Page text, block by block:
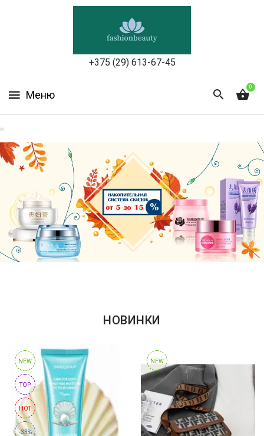
+375 (29) 613-67-45
0
УХОД
ТЕЛОМ
ДЛЯ
БЬЮТИ-
БОКСЫ
АКСЕССУАРЫ
ДЛЯ
ДОМА
АКЦИИ
И
СКИДКИ
НОВИНКИ
NEW
TOP
HOT
-33%
NEW